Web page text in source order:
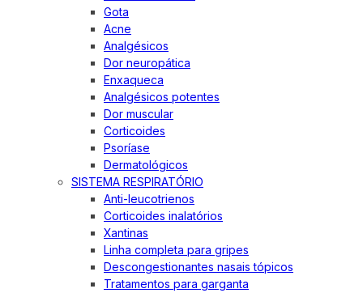
Gota
Acne
Analgésicos
Dor neuropática
Enxaqueca
Analgésicos potentes
Dor muscular
Corticoides
Psoríase
Dermatológicos
SISTEMA RESPIRATÓRIO
Anti-leucotrienos
Corticoides inalatórios
Xantinas
Linha completa para gripes
Descongestionantes nasais tópicos
Tratamentos para garganta